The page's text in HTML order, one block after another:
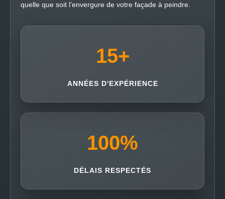
quelle que soit l’envergure de votre façade à peindre.
15+
ANNÉES D'EXPÉRIENCE
100%
DÉLAIS RESPECTÉS